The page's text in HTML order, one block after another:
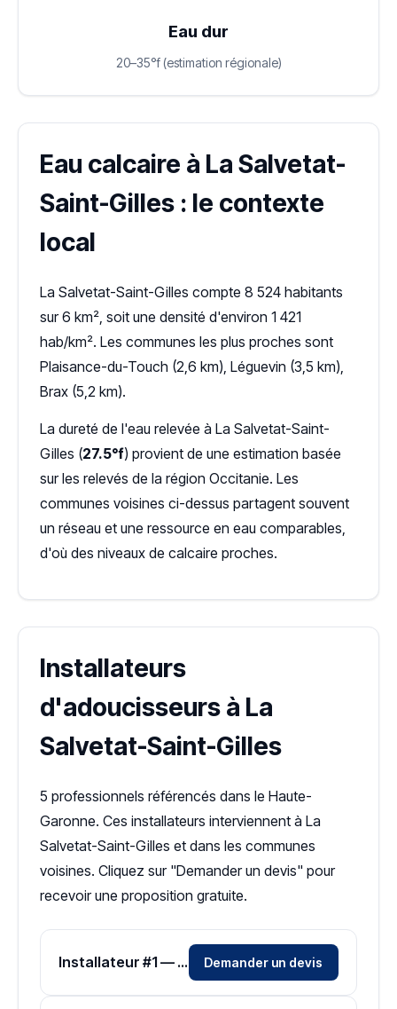
Eau dur
20–35°f (estimation régionale)
Eau calcaire à La Salvetat-
Saint-Gilles : le contexte
local
La Salvetat-Saint-Gilles compte 8 524 habitants
sur 6 km², soit une densité d'environ 1 421
hab/km². Les communes les plus proches sont
Plaisance-du-Touch (2,6 km), Léguevin (3,5 km),
Brax (5,2 km).
La dureté de l'eau relevée à La Salvetat-Saint-
Gilles (27.5°f) provient de une estimation basée
sur les relevés de la région Occitanie. Les
communes voisines ci-dessus partagent souvent
un réseau et une ressource en eau comparables,
d'où des niveaux de calcaire proches.
Installateurs
d'adoucisseurs à La
Salvetat-Saint-Gilles
5 professionnels référencés dans le Haute-
Garonne. Ces installateurs interviennent à La
Salvetat-Saint-Gilles et dans les communes
voisines. Cliquez sur "Demander un devis" pour
recevoir une proposition gratuite.
Installateur #1 — Zone Haute-Garonne Demander un devis